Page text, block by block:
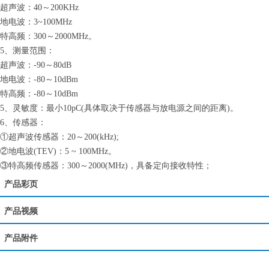
超声波：40～200KHz
地电波：3~100MHz
特高频：300～2000MHz。
5、 测量范围：
超声波：-90～80dB
地电波：-80～10dBm
特高频：-80～10dBm
5、灵敏度：最小10pC(具体取决于传感器与放电源之间的距离)。
6、传感器：
①超声波传感器：20～200(kHz);
②地电波(TEV)：5 ~ 100MHz。
③特高频传感器：300～2000(MHz)，具备定向接收特性；
产品彩页
产品视频
产品附件